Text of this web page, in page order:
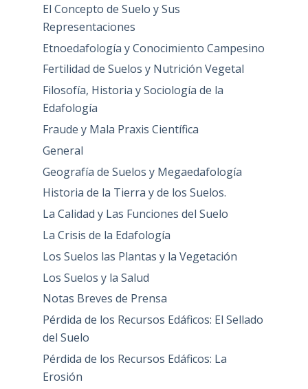
El Concepto de Suelo y Sus
Representaciones
Etnoedafología y Conocimiento Campesino
Fertilidad de Suelos y Nutrición Vegetal
Filosofía, Historia y Sociología de la
Edafología
Fraude y Mala Praxis Científica
General
Geografía de Suelos y Megaedafología
Historia de la Tierra y de los Suelos.
La Calidad y Las Funciones del Suelo
La Crisis de la Edafología
Los Suelos las Plantas y la Vegetación
Los Suelos y la Salud
Notas Breves de Prensa
Pérdida de los Recursos Edáficos: El Sellado
del Suelo
Pérdida de los Recursos Edáficos: La
Erosión